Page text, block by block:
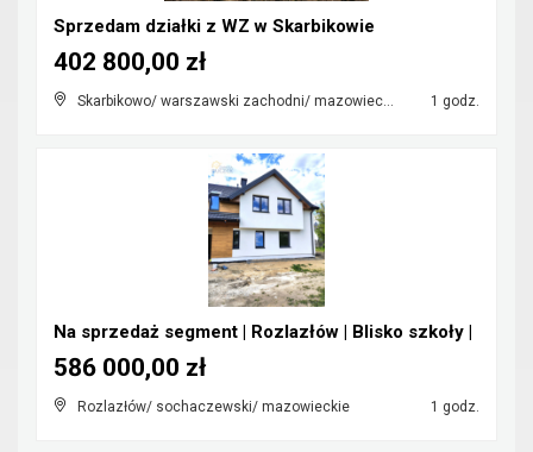
Sprzedam działki z WZ w Skarbikowie
Skarbikowo/ warszawski zachodni/ mazowieckie 1 godz.
402 800,00 zł
Na sprzedaż segment | Rozlazłów | Blisko szkoły |
Rozlazłów/ sochaczewski/ mazowieckie 1 godz.
586 000,00 zł